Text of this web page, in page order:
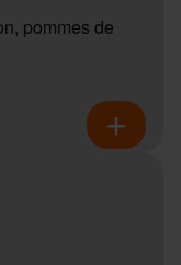
pommes de